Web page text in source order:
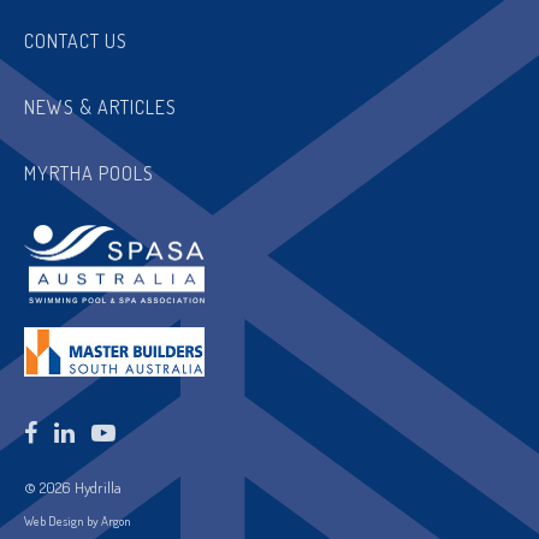
CONTACT US
NEWS & ARTICLES
MYRTHA POOLS
© 2026 Hydrilla
Web Design by Argon